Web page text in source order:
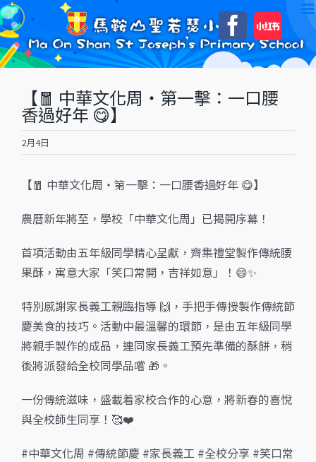
Skip
to
content
自
訂
【🧧 中華文化周・第一擊：一口腰
香過好年 😋】
2月4日
【🧧 中華文化周・第一擊：一口腰香過好年 😋】
農曆新年將至，學校「中華文化周」已揭開序幕！
首項活動由五年級同學精心呈獻，齊集禮堂製作傳統腰
果酥，寓意大家「笑口常開，吉祥如意」！😄✨
特別感謝家長義工親臨指導 🙌，手把手傳授製作傳統節
慶美食的技巧。活動中最溫馨的環節，是由五年級同學
將親手製作的成品，連同家長義工預先準備的酥餅，稍
後將派發給全校同學品嚐 🎁。
一份傳統滋味，盛載着家校合作的心意，將新春的喜悅
與全校師生同享！🥰❤️
#中華文化周 #傳統節慶 #家長義工 #全校分享 #笑口常